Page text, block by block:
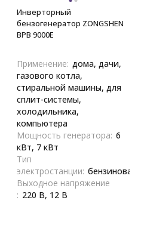
Инверторный
бензогенератор ZONGSHEN
BPB 9000E
Применение: дома, дачи,
газового котла,
стиральной машины, для
сплит-системы,
холодильника,
компьютера
Мощность генератора: 6
кВт, 7 кВт
Тип
электростанции: бензиновая
Выходное напряжение
: 220 В, 12 В